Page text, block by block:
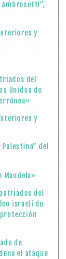
Ambrosetti”,
y
del
Unidos de
y
del
Mandela»
del
israelí de
protección
de
el ataque